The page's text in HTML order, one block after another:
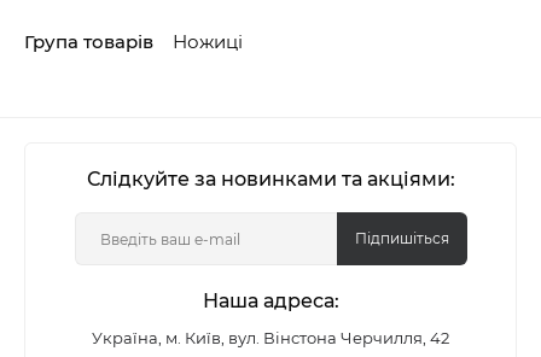
Група товарів Ножиці
Слідкуйте за новинками та акціями:
Підпишіться
Наша адреса:
Україна, м. Київ, вул. Вінстона Черчилля, 42